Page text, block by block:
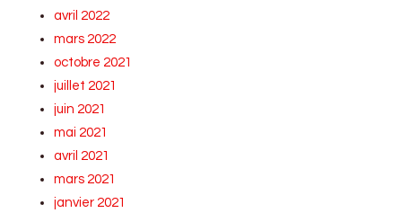
avril 2022
mars 2022
octobre 2021
juillet 2021
juin 2021
mai 2021
avril 2021
mars 2021
janvier 2021